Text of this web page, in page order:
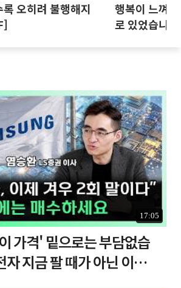
오히려 불행해지
행복이 느껴
로 있었습니
17:05
가격' 밑으로는 부담없습
지금 팔 때가 아닌 이유